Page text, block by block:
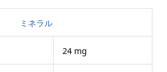
ミネラル
24 mg